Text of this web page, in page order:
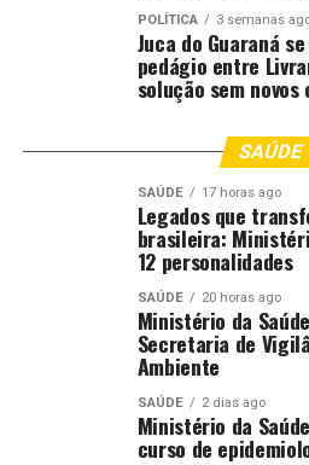
Andre Luis / SECOM-VG
Andre Luis / SECOM-VG
Andre Luis / SECOM-VG
POLÍTICA 3 semanas
Juca do Guaraná
pedágio entre
solução sem novos
SAÚDE
SAÚDE 17 horas ago
Legados que
brasileira:
12 personalidades
SAÚDE 20 horas ago
Ministério da
Secretaria de
Ambiente
SAÚDE 2 dias ago
Ministério da
curso de